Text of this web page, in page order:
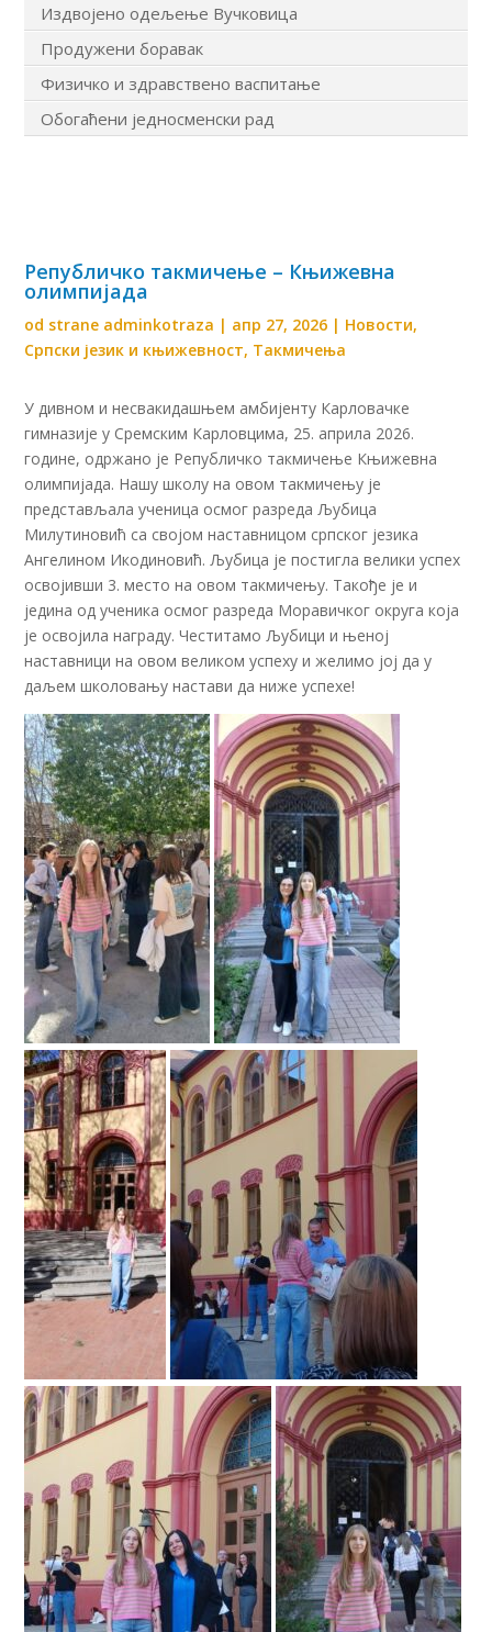
Издвојено одељење Вучковица
Продужени боравак
Физичко и здравствено васпитање
Обогаћени једносменски рад
Републичко такмичење – Књижевна
олимпијада
od strane adminkotraza | апр 27, 2026 | Новости,
Српски језик и књижевност, Такмичења
У дивном и несвакидашњем амбијенту Карловачке
гимназије у Сремским Карловцима, 25. априла 2026.
године, одржано је Републичко такмичење Књижевна
олимпијада. Нашу школу на овом такмичењу је
представљала ученица осмог разреда Љубица
Милутиновић са својом наставницом српског језика
Ангелином Икодиновић. Љубица је постигла велики успех
освојивши 3. место на овом такмичењу. Такође је и
једина од ученика осмог разреда Моравичког округа која
је освојила награду. Честитамо Љубици и њеној
наставници на овом великом успеху и желимо јој да у
даљем школовању настави да ниже успехе!